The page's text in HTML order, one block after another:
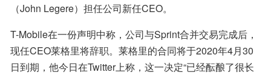
（John Legere）担任公司新任CEO。
T-Mobile在一份声明中称，公司与Sprint合并交易完成后，
现任CEO莱格里将辞职。莱格里的合同将于2020年4月30
日到期，他今日在Twitter上称，这一决定“已经酝酿了很长